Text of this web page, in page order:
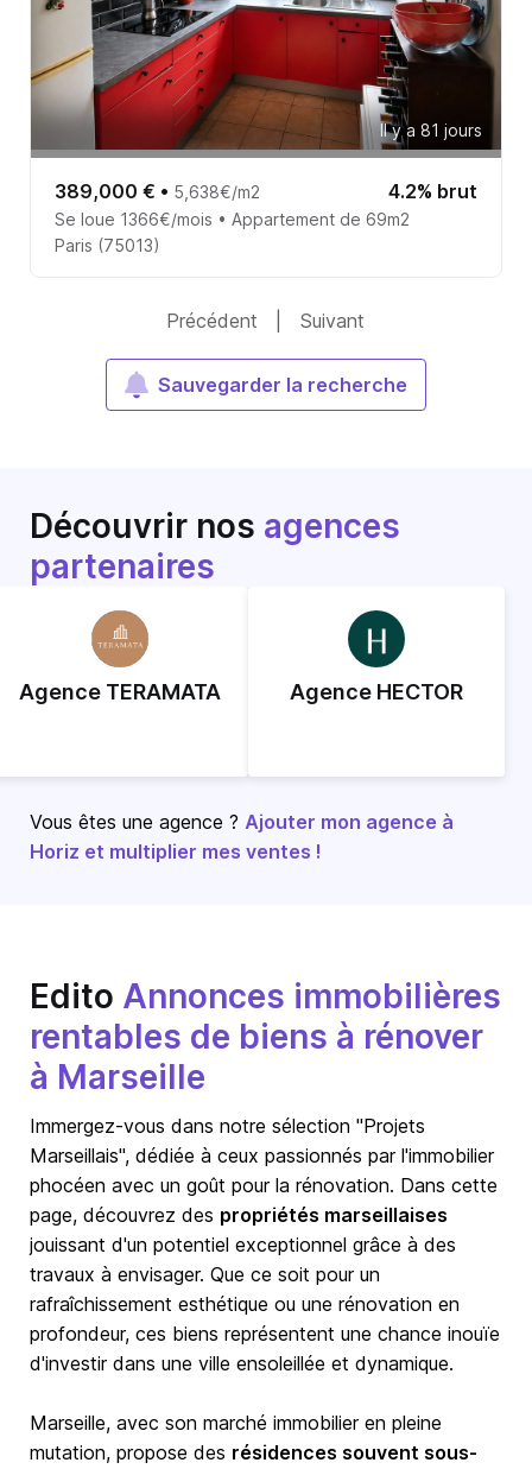
Il y a 81 jours
389,000 € • 5,638€/m2 4.2% brut
Se loue 1366€/mois • Appartement de 69m2
Paris (75013)
Précédent Suivant
Sauvegarder la recherche
Découvrir nos agences
partenaires
Agence TERAMATA Agence HECTOR
Vous êtes une agence ? Ajouter mon agence à
Horiz et multiplier mes ventes !
Edito Annonces immobilières
rentables de biens à rénover
à Marseille
Immergez-vous dans notre sélection "Projets
Marseillais", dédiée à ceux passionnés par l'immobilier
phocéen avec un goût pour la rénovation. Dans cette
page, découvrez des propriétés marseillaises
jouissant d'un potentiel exceptionnel grâce à des
travaux à envisager. Que ce soit pour un
rafraîchissement esthétique ou une rénovation en
profondeur, ces biens représentent une chance inouïe
d'investir dans une ville ensoleillée et dynamique.
Marseille, avec son marché immobilier en pleine
mutation, propose des résidences souvent sous-